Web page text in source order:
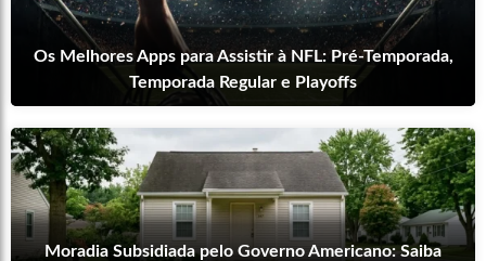
Os Melhores Apps para Assistir à NFL: Pré-Temporada,
Temporada Regular e Playoffs
Moradia Subsidiada pelo Governo Americano: Saiba